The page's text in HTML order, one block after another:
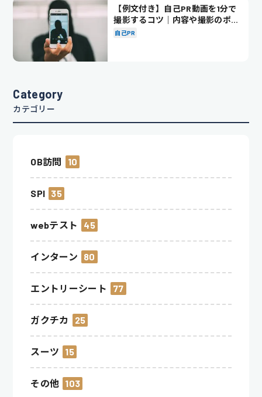
【例文付き】自己PR動画を1分で
撮影するコツ｜内容や撮影のポイ
ントも解説
自己PR
Category
カテゴリー
OB訪問 10
SPI 35
webテスト 45
インターン 80
エントリーシート 77
ガクチカ 25
スーツ 15
その他 103